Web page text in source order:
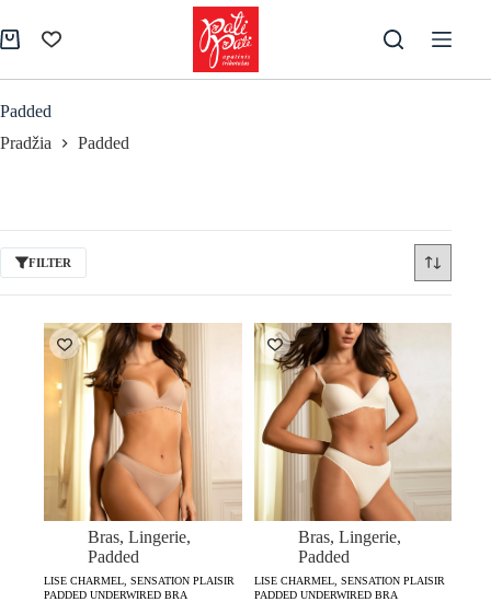
to
content
Shopping
Padded
Pradžia
Padded
FILTER
Bras, Lingerie,
Padded
LISE CHARMEL, SENSATION PLAISIR
PADDED UNDERWIRED BRA
Bras, Lingerie,
Padded
LISE CHARMEL, SENSATION PLAISIR
PADDED UNDERWIRED BRA